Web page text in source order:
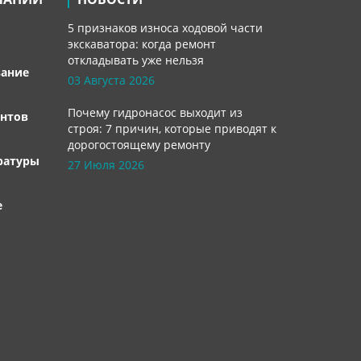
5 признаков износа ходовой части
экскаватора: когда ремонт
откладывать уже нельзя
03 Августа 2026
Почему гидронасос выходит из
строя: 7 причин, которые приводят к
дорогостоящему ремонту
27 Июля 2026